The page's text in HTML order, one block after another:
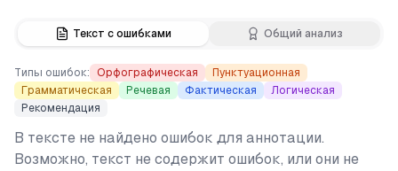
Текст с ошибками Общий анализ
Типы ошибок: Орфографическая
Пунктуационная
Грамматическая
Речевая Фактическая
Логическая
Рекомендация
В тексте не найдено ошибок для аннотации.
Возможно, текст не содержит ошибок, или они не